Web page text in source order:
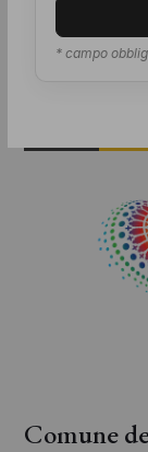
* campo
Comune